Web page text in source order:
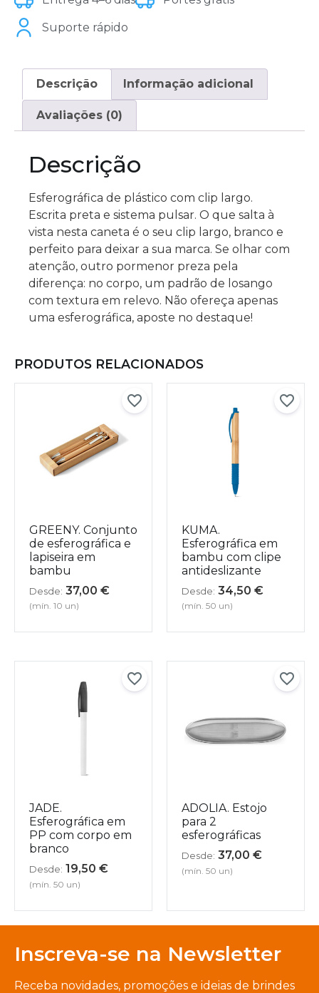
Suporte rápido
Descrição Informação adicional
Avaliações (0)
Descrição
Esferográfica de plástico com clip largo.
Escrita preta e sistema pulsar. O que salta à
vista nesta caneta é o seu clip largo, branco e
perfeito para deixar a sua marca. Se olhar com
atenção, outro pormenor preza pela
diferença: no corpo, um padrão de losango
com textura em relevo. Não ofereça apenas
uma esferográfica, aposte no destaque!
PRODUTOS RELACIONADOS
GREENY. Conjunto
de esferográfica e
lapiseira em
bambu
Desde: 37,00 €
(mín. 10 un)
KUMA.
Esferográfica em
bambu com clipe
antideslizante
Desde: 34,50 €
(mín. 50 un)
JADE.
Esferográfica em
PP com corpo em
branco
Desde: 19,50 €
(mín. 50 un)
ADOLIA. Estojo
para 2
esferográficas
Desde: 37,00 €
(mín. 50 un)
Inscreva-se na Newsletter
Receba novidades, promoções e ideias de brindes